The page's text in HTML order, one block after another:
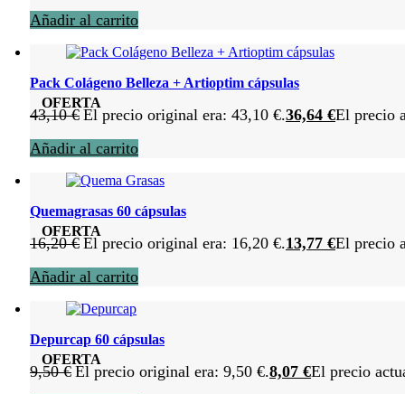
Añadir al carrito
OFERTA
Pack Colágeno Belleza + Artioptim cápsulas
43,10€ El precio original era: 43,10 €.36,64 €El precio
Añadir al carrito
OFERTA
Quemagrasas 60 cápsulas
16,20€ El precio original era: 16,20 €.13,77 €El precio
Añadir al carrito
OFERTA
Depurcap 60 cápsulas
9,50€ El precio original era: 9,50 €.8,07 €El precio